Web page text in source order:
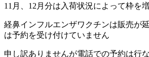
11月、12月分は入荷状況によって枠を
経鼻インフルエンザワクチンは販売が
は予約を受け付けていません
申し訳ありませんが電話での予約は行